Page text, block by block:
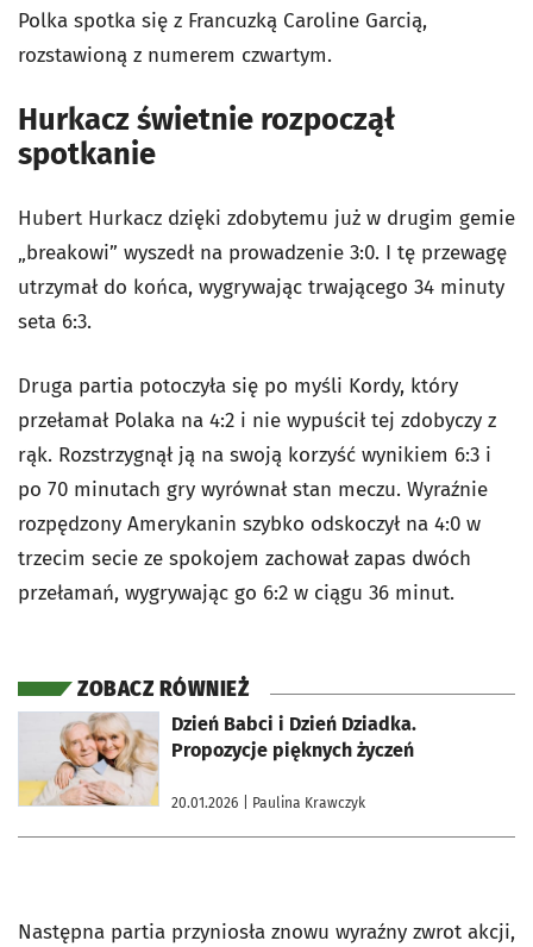
Polka spotka się z Francuzką Caroline Garcią,
rozstawioną z numerem czwartym.
Hurkacz świetnie rozpoczął
spotkanie
Hubert Hurkacz dzięki zdobytemu już w drugim gemie
„breakowi” wyszedł na prowadzenie 3:0. I tę przewagę
utrzymał do końca, wygrywając trwającego 34 minuty
seta 6:3.
Druga partia potoczyła się po myśli Kordy, który
przełamał Polaka na 4:2 i nie wypuścił tej zdobyczy z
rąk. Rozstrzygnął ją na swoją korzyść wynikiem 6:3 i
po 70 minutach gry wyrównał stan meczu. Wyraźnie
rozpędzony Amerykanin szybko odskoczył na 4:0 w
trzecim secie ze spokojem zachował zapas dwóch
przełamań, wygrywając go 6:2 w ciągu 36 minut.
ZOBACZ RÓWNIEŻ
Dzień Babci i Dzień Dziadka.
Propozycje pięknych życzeń
20.01.2026 | Paulina Krawczyk
otworzy się w nowej karcie
Następna partia przyniosła znowu wyraźny zwrot akcji,